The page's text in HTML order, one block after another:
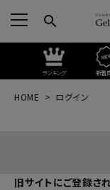
search
ランキング 新着
HOME ログイン
旧サイトにご登録さ